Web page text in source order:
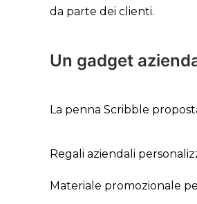
da parte dei clienti.
Un gadget
La penna Scribble
Regali aziendali
Materiale promozionale